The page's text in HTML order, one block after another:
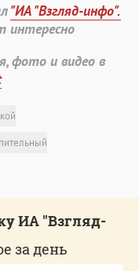
"ИА "Взгляд-инфо".
интересно
фото и видео в
ИА "Взгляд-
за день